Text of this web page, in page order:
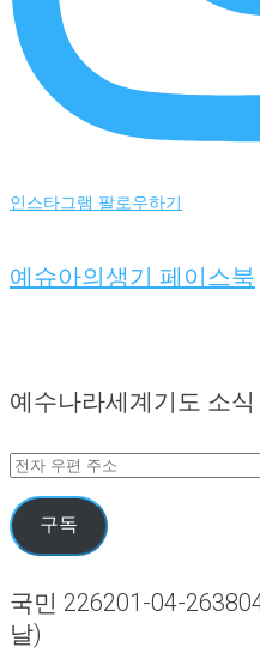
인스타그램 팔로우하기
예슈아의생기 페이스북
예수나라세계기도 소식
전
우
편
소
구독
국민 226201-04-
날)